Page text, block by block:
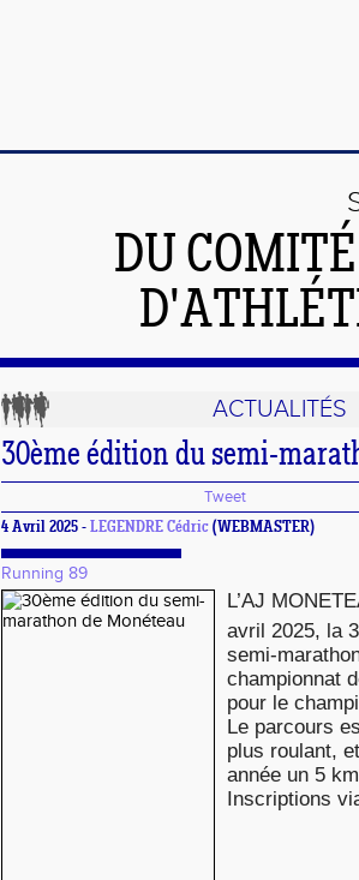
DU
ACTUALITÉS
30ème édition du semi-
Tweet
4 Avril 2025 - LEGENDRE Cédric (WEBMASTER)
Running 89
L’AJ
avril 2025, la
semi-
championnat
pour le
Le parcours
plus roulant,
année un 5
Inscriptions